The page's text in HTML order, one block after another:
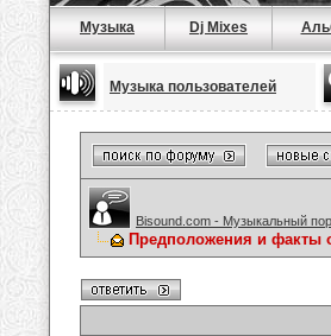
Музыка Dj Mixes
Музыка пользователей
Bisound.com - Музыкальный
Предположения и факты